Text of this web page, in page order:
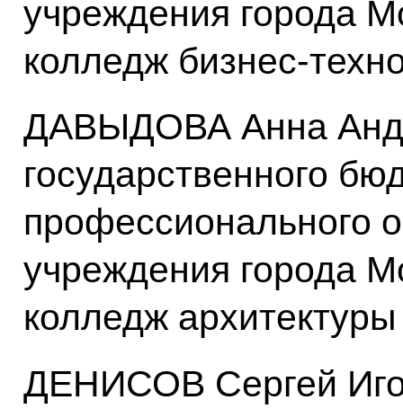
учреждения города
колледж бизнес-
ДАВЫДОВА Анна
государственного
профессионального
учреждения города
колледж
ДЕНИСОВ Сергей